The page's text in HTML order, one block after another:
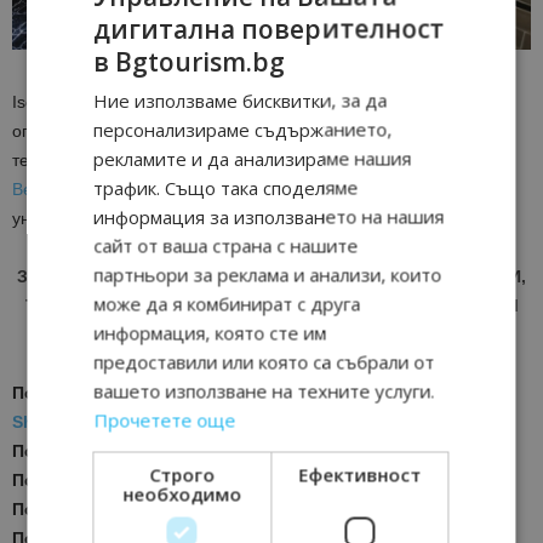
Iso Benessere BULGARIA е надежден партньор за уелнес
операторите, предлагайки им целия си опит, авангардни
технологии и отличителни концепции. Благодарение на
Benessere BULGARIAможете да предложите на клиентите си
уникално и запомнящо се спа изживяване.
ЗА АКТУАЛНИ НОВИНИ И ПРОМОЦИИ НА АВИОКОМПАНИИ,
ТУРОПЕРАТОРИ И ХОТЕЛИЕРИ - ПРИСЪЕДИНЕТЕ СЕ КЪМ
ВАЙБЪР КАНАЛА НА BGTOURISM.BG -
Последвайте ни за още актуални новини в Google News
Showcase
ПоследвайтеBgtourism.bg във VIBER
Последвайте
Bgtourism.bg в
INSTAGRAM
Последвайте
Bgtourism.bg във
Последвайте
Bgtourism.bg в YOUTUBE
дигитална поверителност
в Bgtourism.bg
Ние използваме бисквитки, за да
персонализираме съдържанието,
рекламите и да анализираме нашия
трафик. Също така споделяме
информация за използването на нашия
сайт от ваша страна с нашите
партньори за реклама и анализи, които
може да я комбинират с друга
информация, която сте им
предоставили или която са събрали от
вашето използване на техните услуги.
Прочетете още
Строго
необходимо
Ефективност